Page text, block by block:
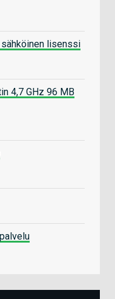
lisenssi
4,7 GHz 96 MB